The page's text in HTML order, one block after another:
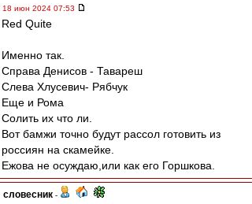
18 июн 2024 07:53
Red Quite
Именно так.
Справа Денисов - Тавареш
Слева Хлусевич- Рябчук
Еще и Рома
Солить их что ли.
Вот бамжи точно будут рассол готовить из
россиян на скамейке.
Ежова не осуждаю,или как его Горшкова.
словесник -